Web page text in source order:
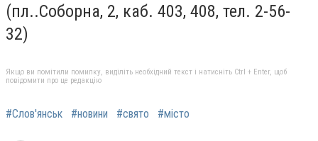
(пл..Соборна, 2, каб. 403, 408, тел. 2-56-
32)
Якщо ви помітили помилку, виділіть необхідний текст і натисніть Ctrl + Enter, щоб
повідомити про це редакцію
#Слов'янськ #новини #свято #місто